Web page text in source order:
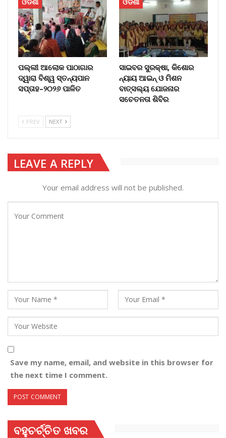
ପଲ୍ଲୀ ଆଲୋକ ପାଠାଗାର
ଦ୍ୱାରା ବିଶ୍ୱ ସ୍ତନ୍ୟପାନ
ସପ୍ତାହ–୨୦୨୬ ପାଳିତ
ସାଇବର ସୁରକ୍ଷା, କିଶୋର
ନ୍ୟାୟ ଆଇନ୍ ଓ ମିଶନ
ବାତ୍ସଲ୍ୟ ଯୋଜନାର
ସଚେତନତା ଶିବିର
PREV NEXT
LEAVE A REPLY
Your email address will not be published.
Save my name, email, and website in this browser for
the next time I comment.
ବହୁଚର୍ଚ୍ଚିତ ଖବର